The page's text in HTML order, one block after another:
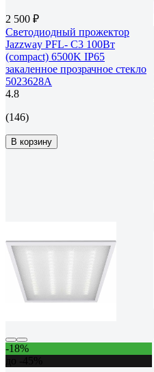
2 500 ₽
Светодиодный прожектор
Jazzway PFL- C3 100Вт
(compact) 6500K IP65
закаленное прозрачное стекло
5023628A
4.8
(146)
В корзину
-18%